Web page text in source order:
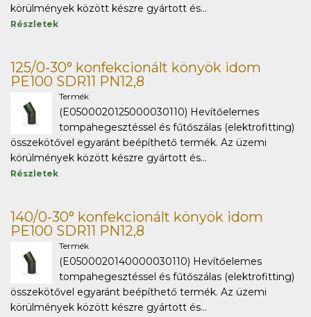
körülmények között készre gyártott és...
Részletek
125/0-30° konfekcionált könyök idom
PE100 SDR11 PN12,8
Termék
(E0500020125000030110) Hevítőelemes
tompahegesztéssel és fűtőszálas (elektrofitting)
összekötővel egyaránt beépíthető termék. Az üzemi
körülmények között készre gyártott és...
Részletek
140/0-30° konfekcionált könyök idom
PE100 SDR11 PN12,8
Termék
(E0500020140000030110) Hevítőelemes
tompahegesztéssel és fűtőszálas (elektrofitting)
összekötővel egyaránt beépíthető termék. Az üzemi
körülmények között készre gyártott és...